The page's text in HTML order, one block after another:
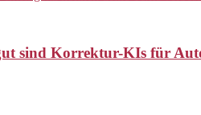
sind Korrektur-KIs für